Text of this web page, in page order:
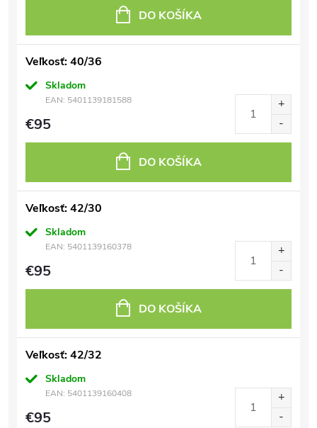
DO KOŠÍKA
Veľkosť: 40/36
Skladom
EAN: 5401139181588
€95
DO KOŠÍKA
Veľkosť: 42/30
Skladom
EAN: 5401139160378
€95
DO KOŠÍKA
Veľkosť: 42/32
Skladom
EAN: 5401139160408
€95